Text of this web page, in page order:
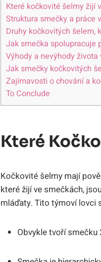
Které kočkovité šelmy žijí
Struktura smečky a práce
Druhy kočkovitých šelem,
Jak smečka spolupracuje
Výhody a nevýhody života
Jak smečky kočkovitých
Zajímavosti o chování a
To Conclude
Které
Kočkovité šelmy mají
které žijí ve smečkách,
mláďaty. Tito týmoví lovci
Obvykle tvoří smečku